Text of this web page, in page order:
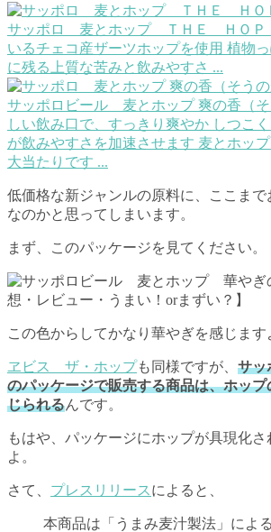
サッポロ 麦とホップ ＴＨＥ ＨＯＰ
いるチェコ産ザーツホップを使用 植物
に残る上質な苦みと飲みやすさ ...
サッポロビール 麦とホップ 爽の香（そ
しい飲み口で、すっきり爽やか しつこ
が飲みやすさを加速させます 麦とホッ
大当たりです ...
低価格な新ジャンルの原料に、ここま
なのかと思ってしまいます。
まず、このパッケージを見てください。
この色からしてかなり華やぎを感じます
ヱビス ザ・ホップも同様ですが、 サッ
のパッケージで販売する商品は、ホッ
じられるんです。
もはや、パッケージにホップが具現化
よ。
さて、 プレスリリース によると、
本商品は「うまみ麦汁製法」によ